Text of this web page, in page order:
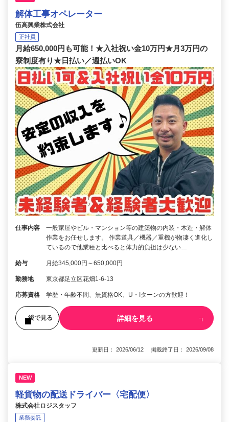
解体工事オペレーター
伍高興業株式会社
正社員
月給650,000円も可能！★入社祝い金10万円★月3万円の
寮制度有り★日払い／週払いOK
仕事内容
一般家屋やビル・マンション等の建築物の内装・木造・解体
作業をお任せします。 作業道具／機器／重機が物凄く進化し
ているので他業種と比べると体力的負担は少ない…
給与 月給345,000円～650,000円
勤務地 東京都足立区花畑1-6-13
応募資格 学歴・年齢不問、無資格OK、U・Iターンの方歓迎！
後で見る 詳細を見る
更新日： 2026/06/12 掲載終了日： 2026/09/08
NEW
軽貨物の配送ドライバー〈宅配便〉
株式会社ロジスタッフ
業務委託